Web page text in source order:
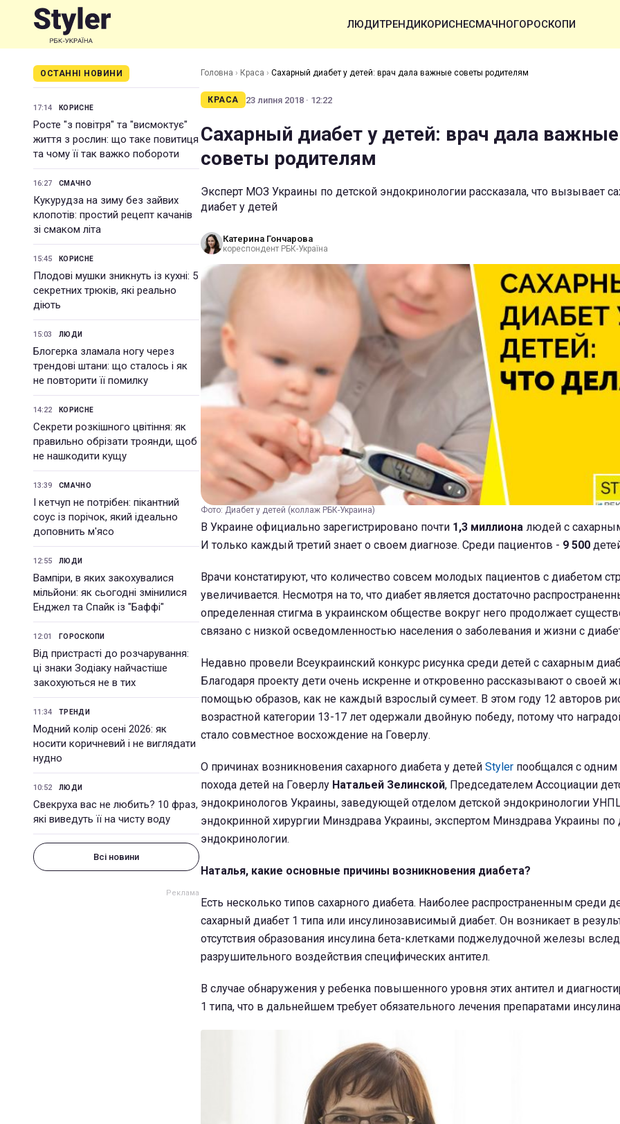
ЛЮДИТРЕНДИКОРИСНЕСМАЧНОГОРОСКОПИ
ОСТАННІ НОВИНИ
17:14 КОРИСНЕ
Росте "з повітря" та "висмоктує"
життя з рослин: що таке повитиця
та чому її так важко побороти
16:27 СМАЧНО
Кукурудза на зиму без зайвих
клопотів: простий рецепт качанів
зі смаком літа
15:45 КОРИСНЕ
Плодові мушки зникнуть із кухні: 5
секретних трюків, які реально
діють
15:03 ЛЮДИ
Блогерка зламала ногу через
трендові штани: що сталось і як
не повторити її помилку
14:22 КОРИСНЕ
Секрети розкішного цвітіння: як
правильно обрізати троянди, щоб
не нашкодити кущу
13:39 СМАЧНО
І кетчуп не потрібен: пікантний
соус із порічок, який ідеально
доповнить м'ясо
12:55 ЛЮДИ
Вампіри, в яких закохувалися
мільйони: як сьогодні змінилися
Енджел та Спайк із "Баффі"
12:01 ГОРОСКОПИ
Від пристрасті до розчарування:
ці знаки Зодіаку найчастіше
закохуються не в тих
11:34 ТРЕНДИ
Модний колір осені 2026: як
носити коричневий і не виглядати
нудно
10:52 ЛЮДИ
Свекруха вас не любить? 10 фраз,
які виведуть її на чисту воду
Всі новини
Головна › Краса › Сахарный диабет у детей: врач дала важные советы родителям
КРАСА 23 липня 2018 · 12:22
Сахарный диабет у детей: врач дала важные
советы родителям
Эксперт МОЗ Украины по детской эндокринологии рассказала, что вызывает
диабет у детей
Катерина Гончарова
кореспондент РБК-Україна
Фото: Диабет у детей (коллаж РБК-Украина)
В Украине официально зарегистрировано почти 1,3 миллиона людей с
И только каждый третий знает о своем диагнозе. Среди пациентов - 9 500
Врачи констатируют, что количество совсем молодых пациентов с диабетом
увеличивается. Несмотря на то, что диабет является достаточно
определенная стигма в украинском обществе вокруг него продолжает
связано с низкой осведомленностью населения о заболевания и жизни с
Недавно провели Всеукраинский конкурс рисунка среди детей с сахарным
Благодаря проекту дети очень искренне и откровенно рассказывают о своей
помощью образов, как не каждый взрослый сумеет. В этом году 12 авторов
возрастной категории 13-17 лет одержали двойную победу, потому что
стало совместное восхождение на Говерлу.
О причинах возникновения сахарного диабета у детей Styler пообщался с одним
похода детей на Говерлу Натальей Зелинской, Председателем Ассоциации
эндокринологов Украины, заведующей отделом детской эндокринологии
эндокринной хирургии Минздрава Украины, экспертом Минздрава Украины по
эндокринологии.
Наталья, какие основные причины возникновения диабета?
Есть несколько типов сахарного диабета. Наиболее распространенным среди
сахарный диабет 1 типа или инсулинозависимый диабет. Он возникает в
отсутствия образования инсулина бета-клетками поджелудочной железы
разрушительного воздействия специфических антител.
В случае обнаружения у ребенка повышенного уровня этих антител и
1 типа, что в дальнейшем требует обязательного лечения препаратами